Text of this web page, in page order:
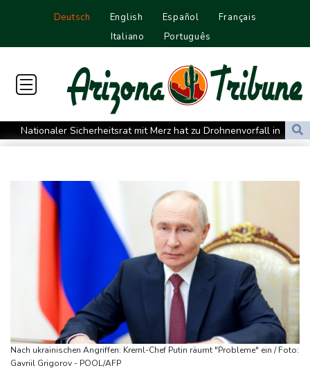
Deutsch English Español
Français
Italiano
Português
Nationaler Sicherheitsrat mit Merz hat zu Drohnenvorfall in
Leipzig getagt
Regierung und Opposition in Venezuela nehmen offiziellen
Dialog auf - ohne Machado
Schwimm-EM: Gose holt Gold im Freiwasser-Knockout
Angeblicher "Geburtstourismus": Trump unternimmt neuen
Vorstoß im Streit um US-Staatsbürgerschaft
Würgeschlange an Kanalufer in Schleswig-Holstein entdeckt
Unter Traktor eingeklemmt: Zwölfjähriger stirbt in Nordrhein-
Westfalen
Sri Lanka setzt nach Unruhen in Gefängnis Soldaten ein
Zuwächse in der Autobranche: Industrieproduktion legt im Juni
Nach ukrainischen Angriffen: Kreml-Chef Putin räumt "Probleme" ein / Foto:
Gavriil Grigorov - POOL/AFP